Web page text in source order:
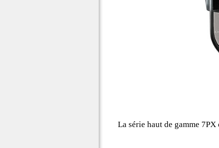
La série haut de gamme